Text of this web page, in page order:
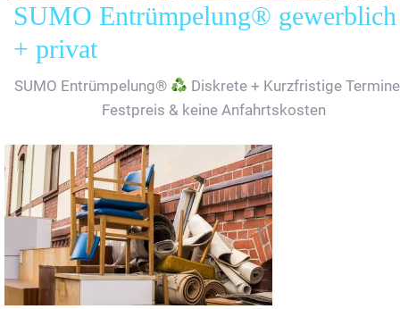
SUMO Entrümpelung® gewerblich
+ privat
SUMO Entrümpelung®
Diskrete + Kurzfristige
Festpreis & keine Anfahrtskosten